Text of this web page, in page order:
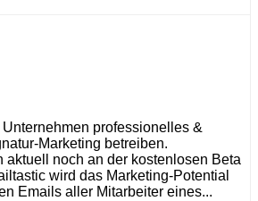
professionelles &
Marketing betreiben.
aktuell noch an der kostenlosen Beta
wird das Marketing-Potential
Emails aller Mitarbeiter eines...